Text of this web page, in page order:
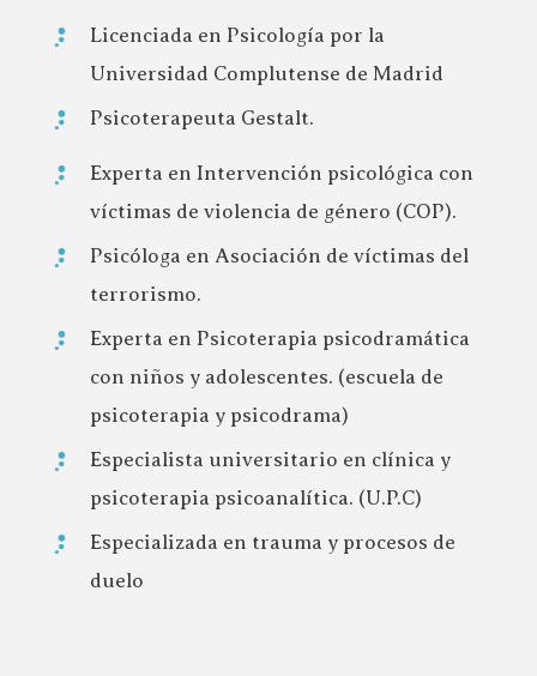
Licenciada en Psicología por la
Universidad Complutense de Madrid
Psicoterapeuta Gestalt.
Experta en Intervención psicológica con
víctimas de violencia de género (COP).
Psicóloga en Asociación de víctimas del
terrorismo.
Experta en Psicoterapia psicodramática
con niños y adolescentes. (escuela de
psicoterapia y psicodrama)
Especialista universitario en clínica y
psicoterapia psicoanalítica. (U.P.C)
Especializada en trauma y procesos de
duelo